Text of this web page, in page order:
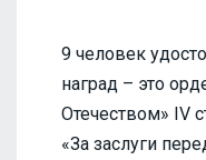
9 человек
наград – это
Отечеством» IV
«За заслуги